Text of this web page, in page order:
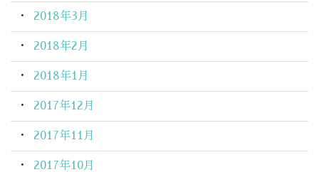
2018年3月
2018年2月
2018年1月
2017年12月
2017年11月
2017年10月